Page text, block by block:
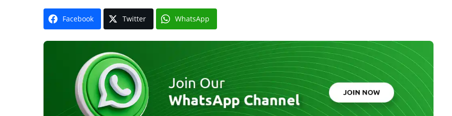
Facebook Twitter WhatsApp